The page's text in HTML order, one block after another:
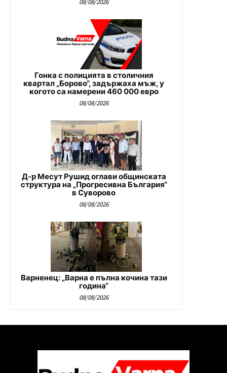
08/08/2026
Гонка с полицията в столичния
квартал „Борово“, задържаха мъж, у
когото са намерени 460 000 евро
08/08/2026
Д-р Месут Рушид оглави общинската
структура на „Прогресивна България“
в Суворово
08/08/2026
Варненец: „Варна е пълна кочина тази
година“
08/08/2026